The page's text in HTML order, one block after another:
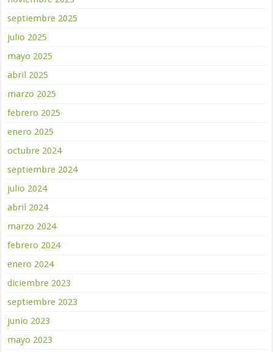
septiembre 2025
julio 2025
mayo 2025
abril 2025
marzo 2025
febrero 2025
enero 2025
octubre 2024
septiembre 2024
julio 2024
abril 2024
marzo 2024
febrero 2024
enero 2024
diciembre 2023
septiembre 2023
junio 2023
mayo 2023